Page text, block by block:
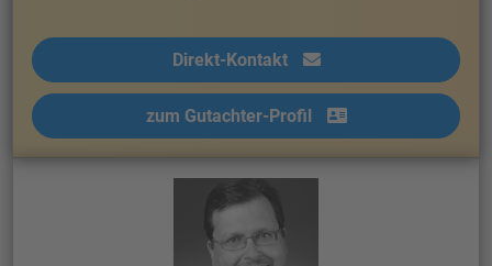
Direkt-Kontakt
zum Gutachter-Profil